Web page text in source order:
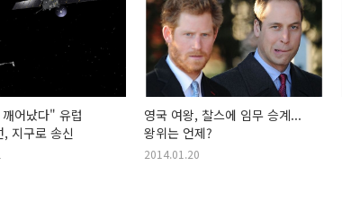
어났다" 유럽
지구로 송신
영국 여왕, 찰스에 임무 승계...
왕위는 언제?
2014.01.20